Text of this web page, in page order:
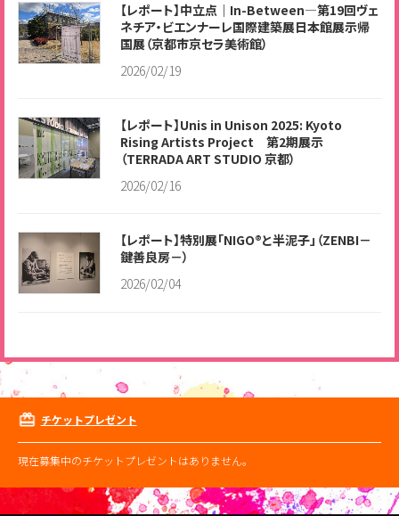
【レポート】中立点｜In-Between―第19回ヴェ
ネチア・ビエンナーレ国際建築展日本館展示帰
国展（京都市京セラ美術館）
2026/02/19
【レポート】Unis in Unison 2025: Kyoto
Rising Artists Project 第2期展示
（TERRADA ART STUDIO 京都）
2026/02/16
【レポート】特別展「NIGO®と半泥子」（ZENBI－
鍵善良房－）
2026/02/04
チケットプレゼント
現在募集中のチケットプレゼントはありません。